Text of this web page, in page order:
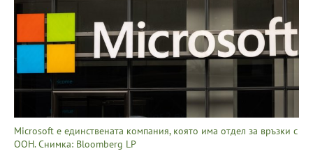
Microsoft е единствената компания, която има отдел за връзки с
ООН. Снимка: Bloomberg LP